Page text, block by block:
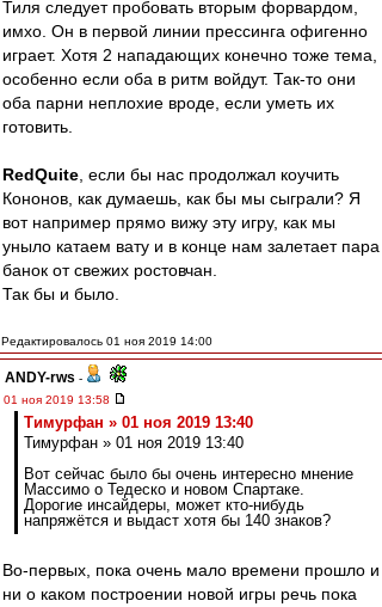
Тиля следует пробовать вторым форвардом,
имхо. Он в первой линии прессинга офигенно
играет. Хотя 2 нападающих конечно тоже тема,
особенно если оба в ритм войдут. Так-то они
оба парни неплохие вроде, если уметь их
готовить.
RedQuite , если бы нас продолжал коучить
Кононов, как думаешь, как бы мы сыграли? Я
вот например прямо вижу эту игру, как мы
уныло катаем вату и в конце нам залетает пара
банок от свежих ростовчан.
Так бы и было.
Редактировалось 01 ноя 2019 14:00
ANDY-rws -
01 ноя 2019 13:58
Тимурфан » 01 ноя 2019 13:40
Тимурфан » 01 ноя 2019 13:40
Вот сейчас было бы очень интересно мнение
Массимо о Тедеско и новом Спартаке.
Дорогие инсайдеры, может кто-нибудь
напряжётся и выдаст хотя бы 140 знаков?
Во-первых, пока очень мало времени прошло и
ни о каком построении новой игры речь пока